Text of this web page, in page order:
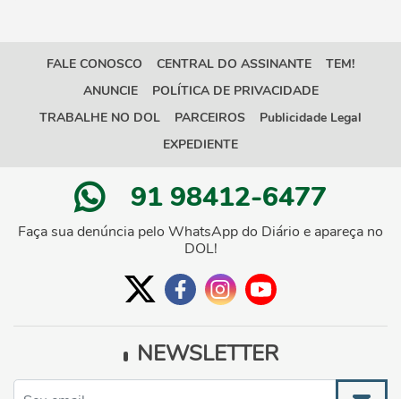
FALE CONOSCO CENTRAL DO ASSINANTE
TEM!
ANUNCIE
POLÍTICA DE PRIVACIDADE
TRABALHE NO DOL
PARCEIROS
Publicidade Legal
EXPEDIENTE
91 98412-6477
Faça sua denúncia pelo WhatsApp do Diário e apareça no
DOL!
NEWSLETTER